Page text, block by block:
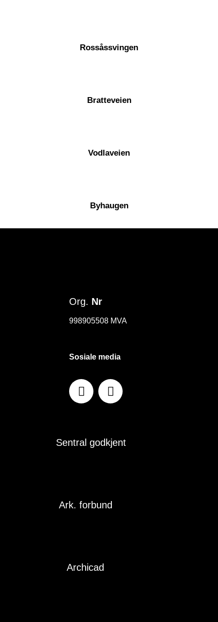
Rossåssvingen
Bratteveien
Vodlaveien
Byhaugen
Org. Nr
998905508 MVA
Sosiale media
Sentral godkjent
Ark. forbund
Archicad